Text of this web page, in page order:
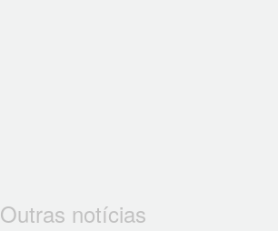
Outras notícias